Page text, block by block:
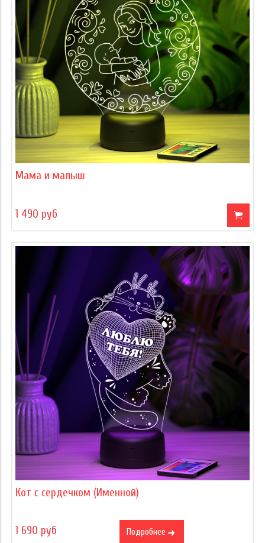
Мама и малыш
1 490 руб
Кот с сердечком (Именной)
1 690 руб Подробнее